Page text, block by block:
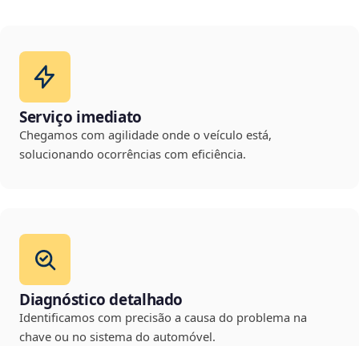
Serviço imediato
Chegamos com agilidade onde o veículo está,
solucionando ocorrências com eficiência.
Diagnóstico detalhado
Identificamos com precisão a causa do problema na
chave ou no sistema do automóvel.